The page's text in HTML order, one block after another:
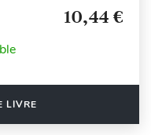
10,44 €
LIVRE